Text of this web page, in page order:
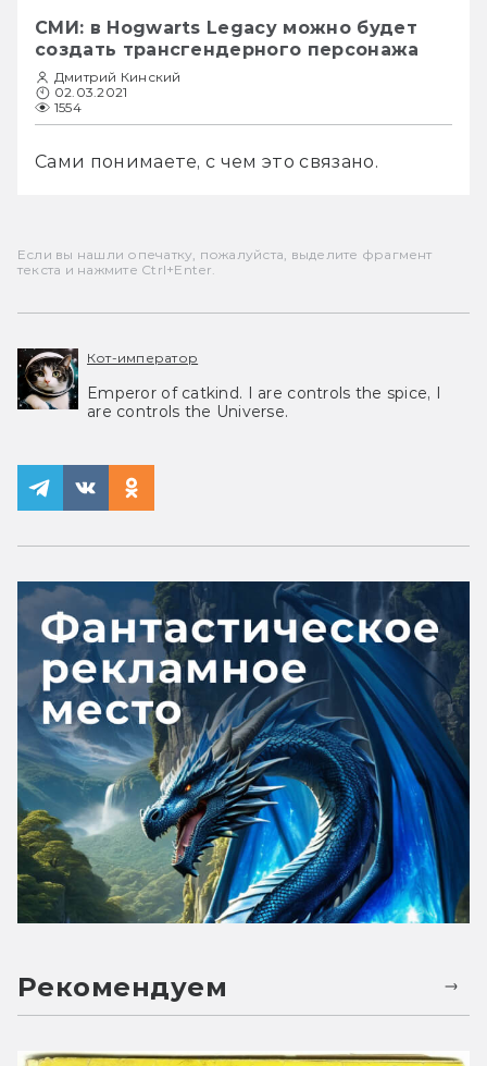
СМИ: в Hogwarts Legacy можно будет
создать трансгендерного персонажа
Дмитрий Кинский
02.03.2021
1554
Сами понимаете, с чем это связано.
Если вы нашли опечатку, пожалуйста, выделите фрагмент
текста и нажмите Ctrl+Enter.
Кот-император
Emperor of catkind. I are controls the spice, I
are controls the Universe.
Рекомендуем